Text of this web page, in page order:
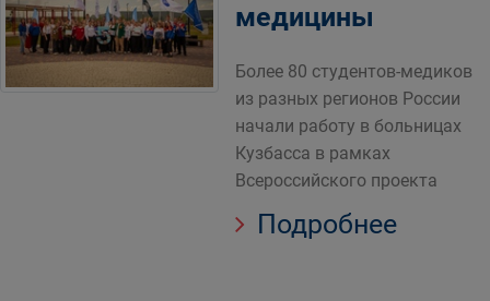
медицины
Более 80 студентов-медиков
из разных регионов России
начали работу в больницах
Кузбасса в рамках
Всероссийского проекта
Подробнее